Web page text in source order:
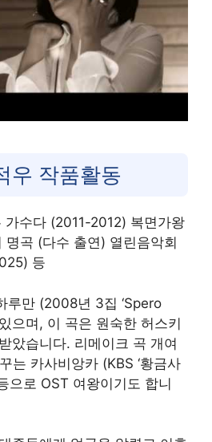
우 작품활동
수다 (2011-2012) 복면가왕
곡 (다수 출연) 열린음악회
등
루만 (2008년 3집 ‘Spero
으며, 이 곡은 원숙한 허스키
았습니다. 리메이크 곡 개여
는 카사비앙카 (KBS ‘황금사
으로 OST 여왕이기도 합니